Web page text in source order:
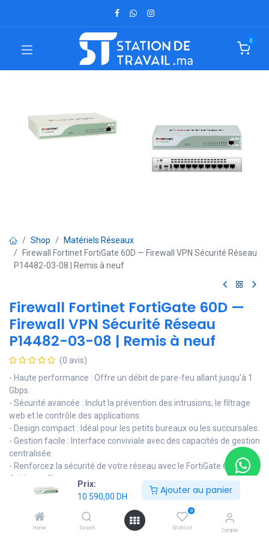
Prix:
10 590,00 DH
Ajouter au panier
Home Search
0
Wishlist Compte
0
Shop
Matériels Réseaux
Firewall Fortinet FortiGate 60D — Firewall VPN Sécurité Réseau
P14482-03-08 | Remis à neuf
Firewall Fortinet FortiGate 60D —
Firewall VPN Sécurité Réseau
P14482-03-08 | Remis à neuf
(0 avis)
- Haute performance : Offre un débit de pare-feu allant jusqu'à 1
Gbps.
- Sécurité avancée : Inclut la prévention des intrusions, le filtrage
web et le contrôle des applications.
- Design compact : Idéal pour les petits bureaux ou les succursales.
- Gestion facile : Interface conviviale avec des capacités de gestion
centralisée.
- Renforcez la sécurité de votre réseau avec le FortiGate 60D,
fiable et efficace.
DH